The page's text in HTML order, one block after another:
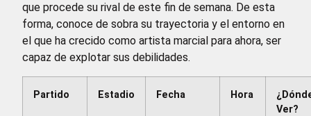
que procede su rival de este fin de semana. De esta
forma, conoce de sobra su trayectoria y el entorno en
el que ha crecido como artista marcial para ahora, ser
capaz de explotar sus debilidades.
Partido Estadio Fecha Hora
Ver?